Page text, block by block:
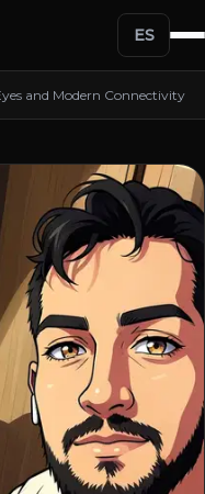
ES
and Modern Connectivity